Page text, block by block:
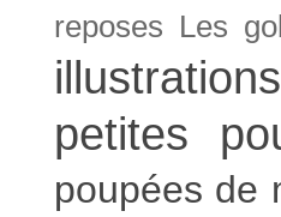
reposes Les
petites
poupées de